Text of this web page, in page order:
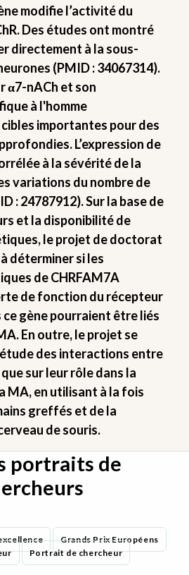
modifie l’activité du
Des études ont montré
directement à la sous-
(PMID : 34067314).
α7-nACh et son
à l'homme
importantes pour des
L’expression de
à la sévérité de la
variations du nombre de
: 24787912). Sur la base de
et la disponibilité de
le projet de doctorat
déterminer si les
de CHRFAM7A
de fonction du récepteur
ce gène pourraient être liés
En outre, le projet se
des interactions entre
sur leur rôle dans la
MA, en utilisant à la fois
greffés et de la
de souris.
portraits de
Grands Prix Européens
Portrait de chercheur